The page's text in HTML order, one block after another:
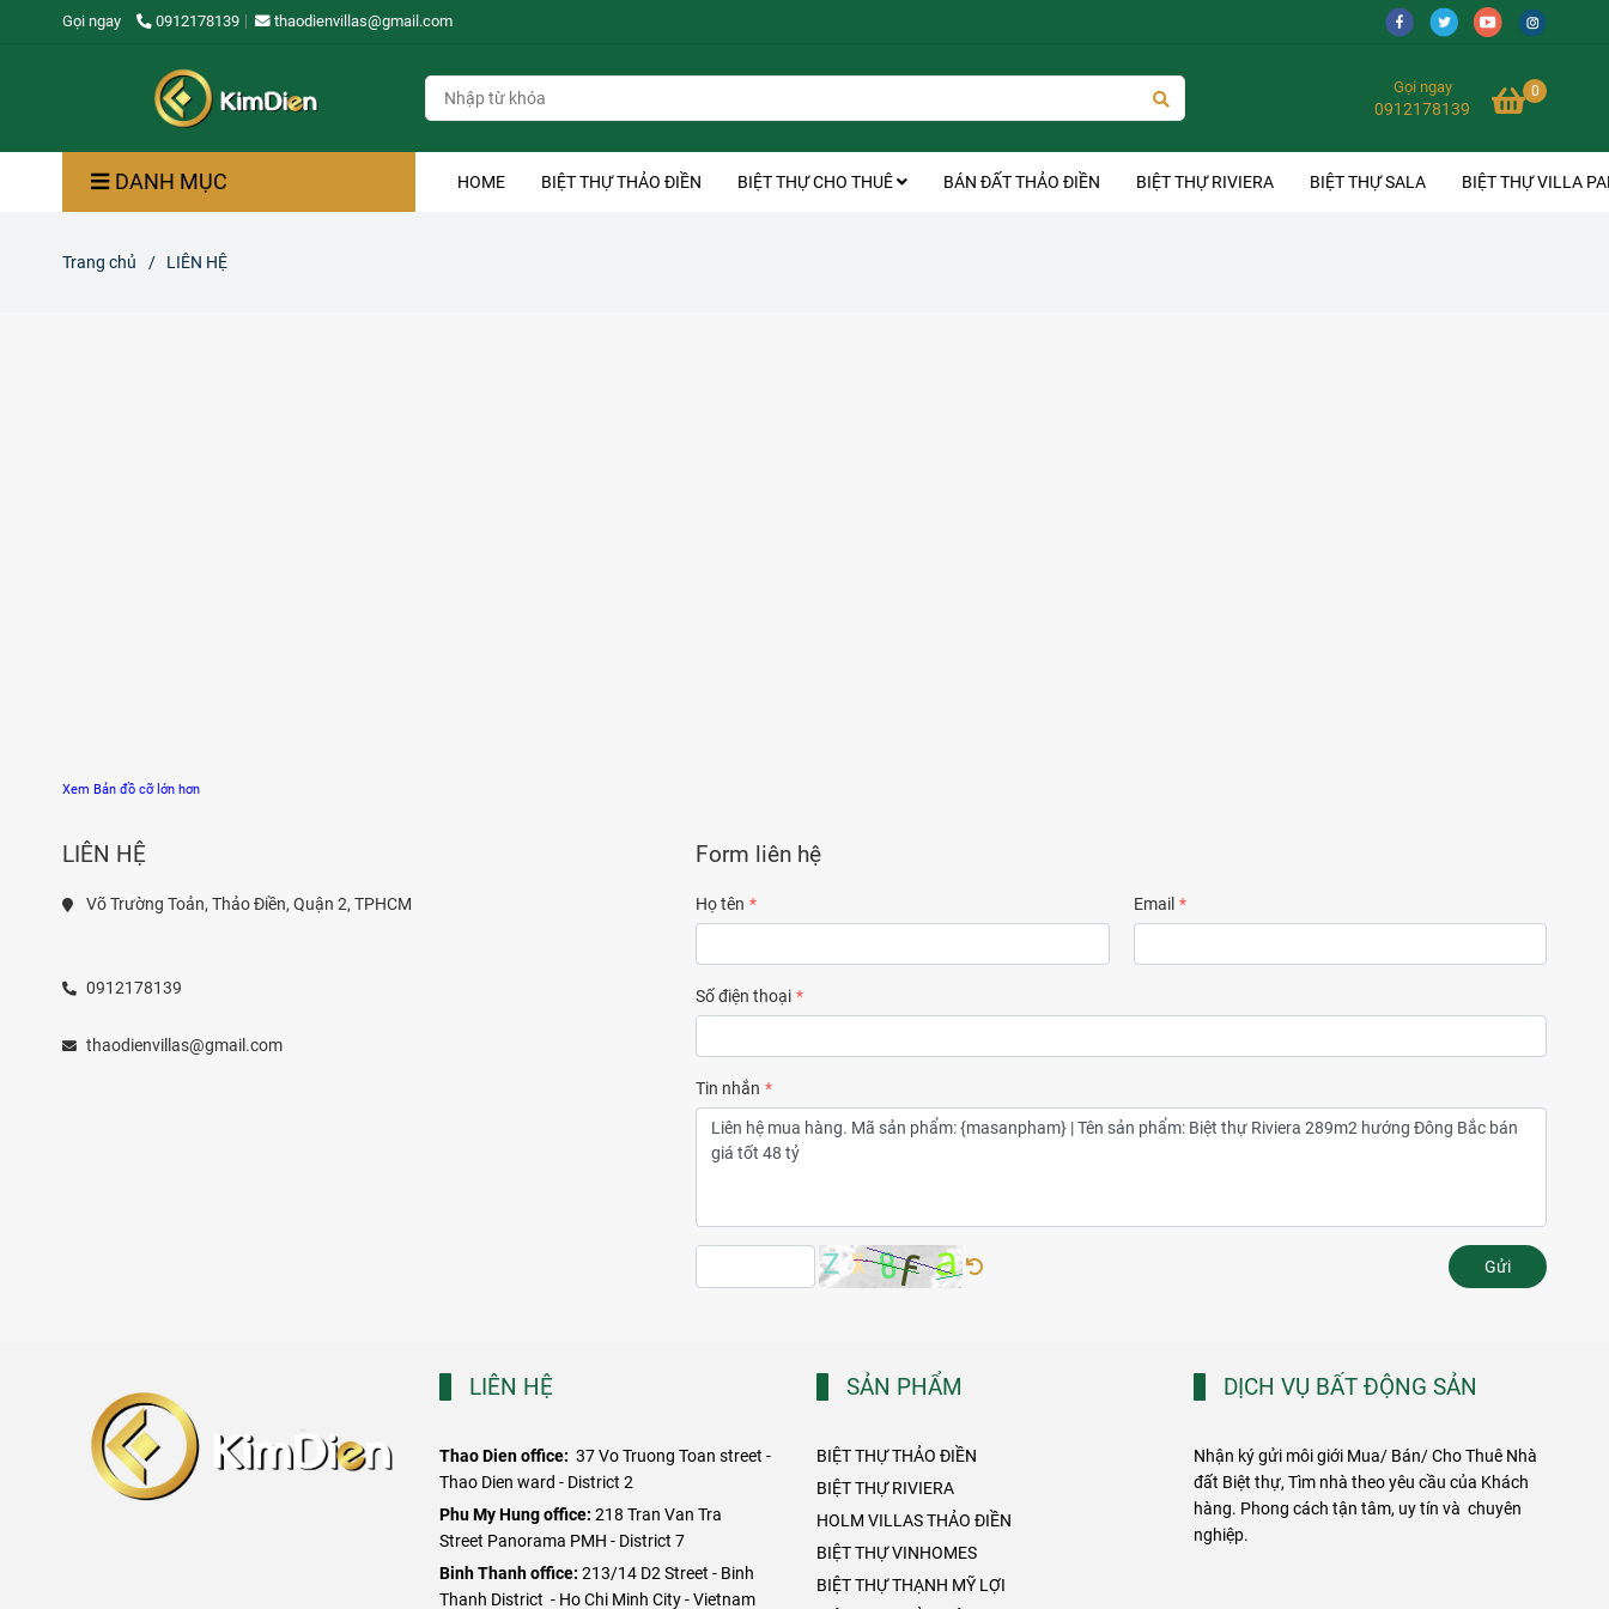
Gọi ngay 0912178139 thaodienvillas@gmail.com
Gọi ngay
0912178139
0
DANH MỤC HOME BIỆT THỰ THẢO ĐIỀN BIỆT THỰ CHO THUÊ BÁN ĐẤT THẢO ĐIỀN BIỆT THỰ RIVIERA BIỆT THỰ SALA BIỆT THỰ VILLA
Trang chủ / LIÊN HỆ
Xem Bản đồ cỡ lớn hơn
LIÊN HỆ
Võ Trường Toản, Thảo Điền, Quận 2, TPHCM
0912178139
thaodienvillas@gmail.com
Form liên hệ
Họ tên Email
Số điện thoại
Tin nhắn
Gửi
LIÊN HỆ
Thao Dien office: 37 Vo Truong Toan street -
Thao Dien ward - District 2
​Phu My Hung office: 218 Tran Van Tra
Street Panorama PMH - District 7
Binh Thanh office: 213/14 D2 Street - Binh
Thanh District - Ho Chi Minh City - Vietnam
SẢN PHẨM
BIỆT THỰ THẢO ĐIỀN
BIỆT THỰ RIVIERA
HOLM VILLAS THẢO ĐIỀN
BIỆT THỰ VINHOMES
BIỆT THỰ THẠNH MỸ LỢI
DỊCH VỤ BẤT ĐỘNG SẢN
Nhận ký gửi môi giới Mua/ Bán/ Cho Thuê Nhà
đất Biệt thự, Tìm nhà theo yêu cầu của Khách
hàng. Phong cách tận tâm, uy tín và chuyên
nghiệp.